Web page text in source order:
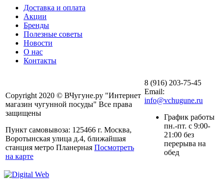
Доставка и оплата
Акции
Бренды
Полезные советы
Новости
О нас
Контакты
Copyright 2020 © ВЧугуне.ру "Интернет
магазин чугунной посуды" Все права
защищены
Пункт самовывоза: 125466 г. Москва,
Воротынская улица д.4, ближайшая
станция метро Планерная Посмотреть
на карте
8 (916) 203-75-45
Email:
info@vchugune.ru
График работы
пн.-пт. с 9:00-
21:00 без
перерыва на
обед